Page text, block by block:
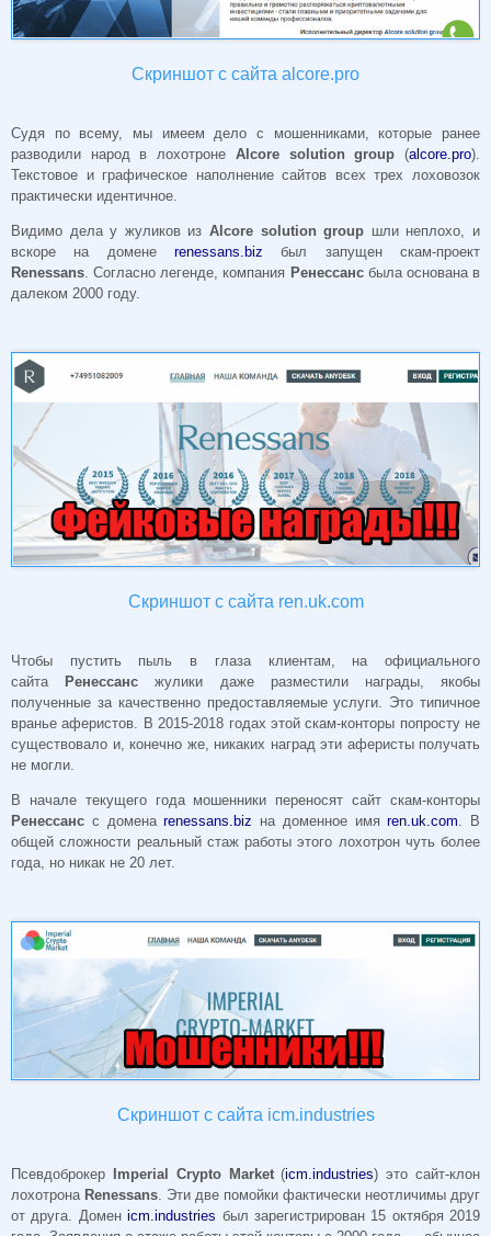
Скриншот с сайта alcore.pro
Судя по всему, мы имеем дело с мошенниками, которые ранее
разводили народ в лохотроне Alcore solution group (alcore.pro).
Текстовое и графическое наполнение сайтов всех трех лоховозок
практически идентичное.
Видимо дела у жуликов из Alcore solution group шли неплохо , и
вскоре на домене renessans.biz был запущен скам-проект
Renessans . Согласно легенде, компания Ренессансбыла основана в
далеком 2000 году.
Скриншот с сайта ren.uk.com
Чтобы пустить пыль в глаза клиентам, на официального
сайта
Ренессанс жулики даже разместили награды, якобы
полученные за качественно предоставляемые услуги. Это типичное
вранье аферистов. В 2015-2018 годах этой скам-конторы попросту не
существовало и, конечно же, никаких наград эти аферисты получать
не могли.
В начале текущего года мошенники переносят сайт скам-конторы
Ренессанс с доменаrenessans.biz на доменное имяren.uk.com . В
общей сложности реальный стаж работы этого лохотрон чуть более
года, но никак не 20 лет.
Скриншот с сайта icm.industries
Псевдоброкер Imperial Crypto Market(icm.industries) это сайт-клон
лохотрона Renessans . Эти две помойки фактически неотличимы друг
от друга. Доменicm.industries был зарегистрирован 15 октября 2019